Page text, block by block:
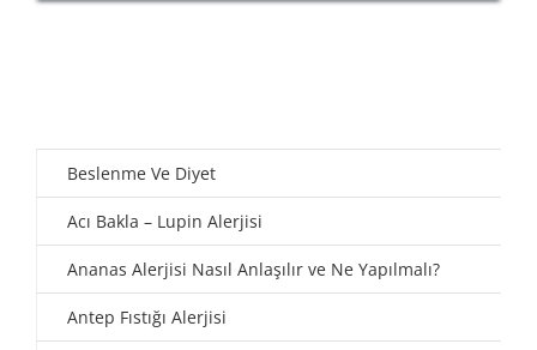
Beslenme Ve Diyet
Acı Bakla – Lupin Alerjisi
Ananas Alerjisi Nasıl Anlaşılır ve Ne Yapılmalı?
Antep Fıstığı Alerjisi